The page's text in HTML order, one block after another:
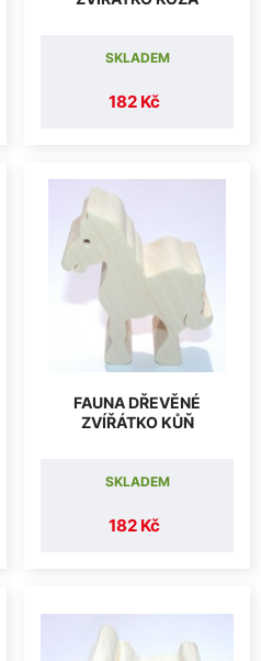
182 Kč
SKLADEM
FAUNA DŘEVĚNÉ
ZVÍŘÁTKO KŮŇ
182 Kč
SKLADEM